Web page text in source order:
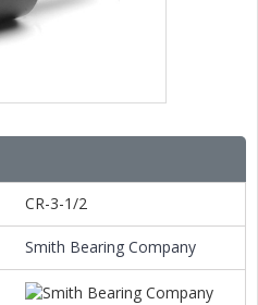
CR-3-1/2
Smith Bearing Company